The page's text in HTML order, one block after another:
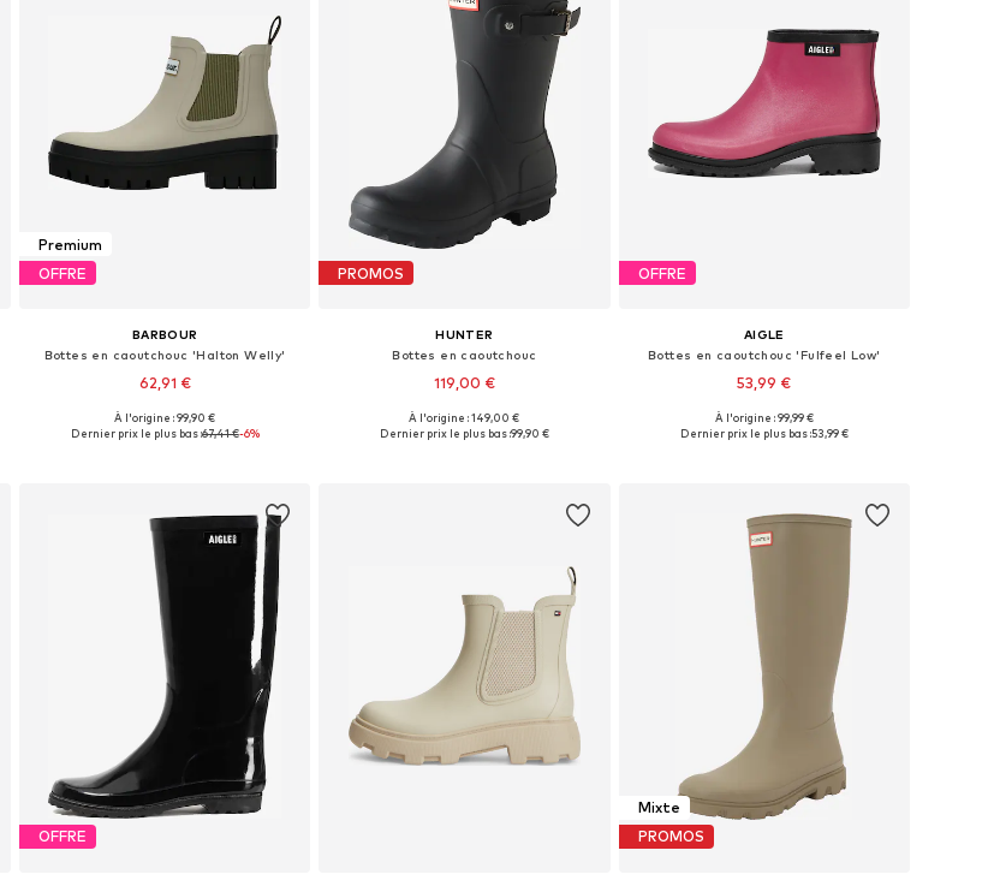
Premium
OFFRE
BARBOUR
Bottes en caoutchouc 'Halton Welly'
62,91 €
Tailles disponibles: 39-40, 40-41
À l'origine : 99,90 €
Dernier prix le plus bas :67,41 €-6%
PROMOS
HUNTER
Bottes en caoutchouc
119,00 €
Disponible en plusieurs tailles
À l'origine : 149,00 €
Dernier prix le plus bas :99,90 €
OFFRE
AIGLE
Bottes en caoutchouc 'Fulfeel Low'
53,99 €
Tailles disponibles: 36, 37, 38, 40
À l'origine : 99,99 €
Dernier prix le plus bas :53,99 €
OFFRE
Mixte
PROMOS